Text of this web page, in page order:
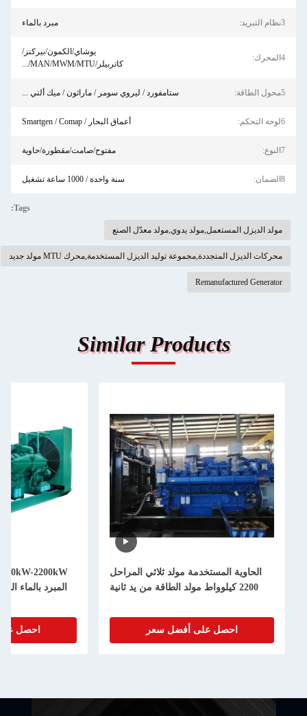
3نظام التبريد: مبرد بالماء
4المحرك:
يوشاي/الكمون/بيركنز/
كاتربيلر/MAN/MWM/MTU/...
5محول الطاقة: ستامفورد / ليروي سومر / ماراثون / ميك ألتي ...
6لوحة التحكم: أعماق البحار / Smartgen / Comap
7النوع: مفتوح/صامت/مقطورة/حاوية
8الضمان: سنة واحدة / 1000 ساعة تشغيل
Tags:
مولد الديزل المستعمل,مولد يدوي,مولد معدّل الصنع
محركات الديزل المتجددة,مجموعة توليد الديزل المستخدمة,محرك MTU مولد جديد
Remanufactured Generator
Similar Products
الحاوية المستخدمة مولد ثلاثي المراحل
2200 كيلوواط مولد الطاقة من يد ثانية
احصل على أفضل سعر
المبرد بالماء
احصل